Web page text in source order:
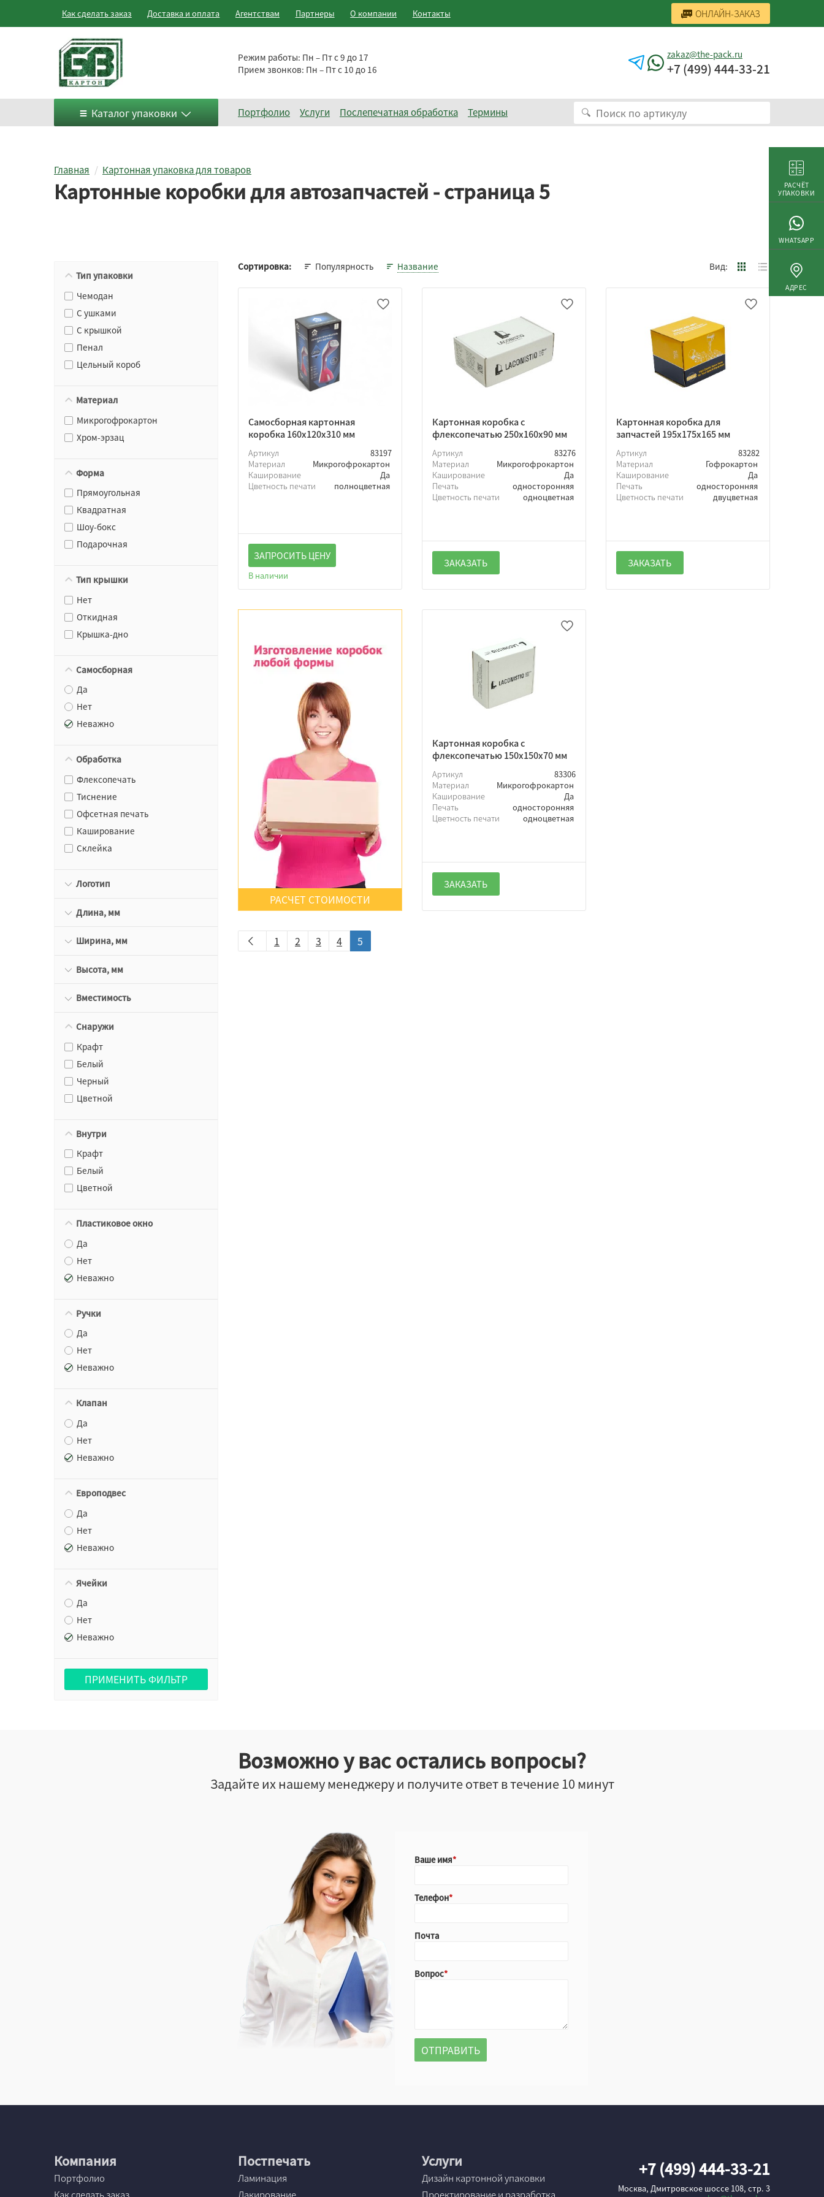
Как сделать заказ Доставка и оплата Агентствам Партнеры О компании Контакты ОНЛАЙН-ЗАКАЗ
Режим работы: Пн – Пт с 9 до 17
Прием звонков: Пн – Пт с 10 до 16
zakaz@the-pack.ru
+7 (499) 444-33-21
Каталог упаковки Портфолио Услуги Послепечатная обработка Термины
Главная Картонная упаковка для товаров
Картонные коробки для автозапчастей - страница 5
Тип упаковки
Чемодан
С ушками
С крышкой
Пенал
Цельный короб
Материал
Микрогофрокартон
Хром-эрзац
Форма
Прямоугольная
Квадратная
Шоу-бокс
Подарочная
Тип крышки
Нет
Откидная
Крышка-дно
Самосборная
Да
Нет
Неважно
Обработка
Флексопечать
Тиснение
Офсетная печать
Каширование
Склейка
Логотип
Длина, мм
Ширина, мм
Высота, мм
Вместимость
Снаружи
Крафт
Белый
Черный
Цветной
Внутри
Крафт
Белый
Цветной
Пластиковое окно
Да
Нет
Неважно
Ручки
Да
Нет
Неважно
Клапан
Да
Нет
Неважно
Европодвес
Да
Нет
Неважно
Ячейки
Да
Нет
Неважно
ПРИМЕНИТЬ ФИЛЬТР
Сортировка: Популярность Название Вид:
Самосборная картонная
коробка 160х120х310 мм
Артикул
83197
Материал
Микрогофрокартон
Каширование
Да
Цветность печати
полноцветная
ЗАПРОСИТЬ ЦЕНУ
В наличии
Картонная коробка с
флексопечатью 250х160х90 мм
Артикул
83276
Материал
Микрогофрокартон
Каширование
Да
Печать
односторонняя
Цветность печати
одноцветная
ЗАКАЗАТЬ
Картонная коробка для
запчастей 195х175х165 мм
Артикул
83282
Материал
Гофрокартон
Каширование
Да
Печать
односторонняя
Цветность печати
двуцветная
ЗАКАЗАТЬ
РАСЧЕТ СТОИМОСТИ
Картонная коробка с
флексопечатью 150х150х70 мм
Артикул
83306
Материал
Микрогофрокартон
Каширование
Да
Печать
односторонняя
Цветность печати
одноцветная
ЗАКАЗАТЬ
1 2 3 4 5
Возможно у вас остались вопросы?
Задайте их нашему менеджеру и получите ответ в течение 10 минут
Ваше имя
Телефон
Почта
Вопрос
Компания
Портфолио
Постпечать
Ламинация
Услуги
Дизайн картонной упаковки
+7 (499) 444-33-21
Москва, Дмитровское шоссе 108, стр. 3
РАСЧЁТ
УПАКОВКИ
WHATSAPP
АДРЕС